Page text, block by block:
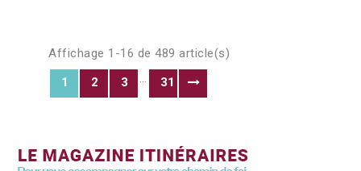
Affichage 1-16 de 489 article(s)
1
2 3 … 31